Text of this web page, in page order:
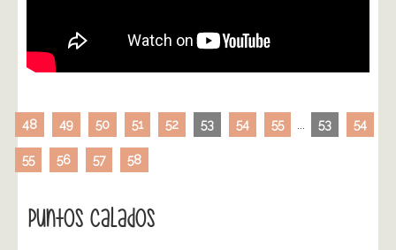
48 49 50 51 52 53 54 55 53 54
55 56 57 58
Puntos Calados